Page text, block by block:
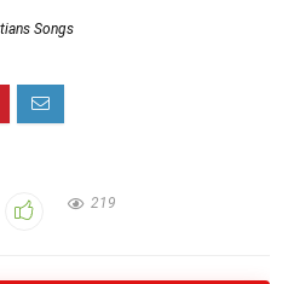
Songs
219